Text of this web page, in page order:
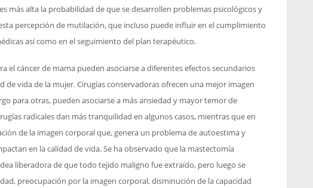
más alta la probabilidad de que se desarrollen problemas psicológicos y
percepción de mutilación, que incluso puede influir en el cumplimiento
así como en el seguimiento del plan terapéutico.
el cáncer de mama pueden asociarse a diferentes efectos secundarios
de vida de la mujer. Cirugías conservadoras ofrecen una mejor imagen
para otras, pueden asociarse a más ansiedad y mayor temor de
radicales dan más tranquilidad en algunos casos, mientras que en
de la imagen corporal que, genera un problema de autoestima y
en la calidad de vida. Se ha observado que la mastectomía
liberadora de que todo tejido maligno fue extraído, pero luego se
preocupación por la imagen corporal, disminución de la capacidad